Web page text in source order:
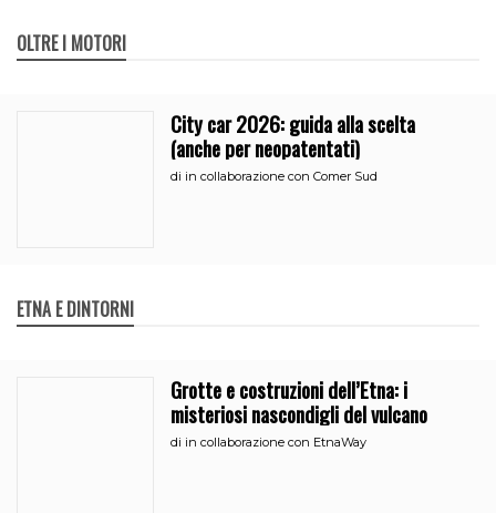
OLTRE I MOTORI
City car 2026: guida alla scelta
(anche per neopatentati)
di in collaborazione con Comer Sud
ETNA E DINTORNI
Grotte e costruzioni dell’Etna: i
misteriosi nascondigli del vulcano
di in collaborazione con EtnaWay